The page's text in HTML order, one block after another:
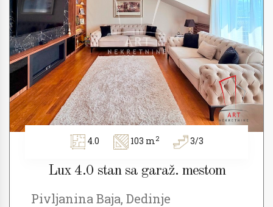
4.0 103 m2 3/3
Lux 4.0 stan sa garaž. mestom
Pivljanina Baja, Dedinje